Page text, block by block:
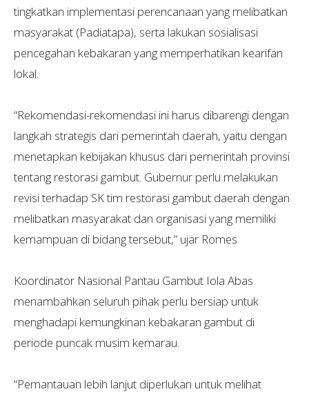
tingkatkan implementasi perencanaan yang melibatkan
masyarakat (Padiatapa), serta lakukan sosialisasi
pencegahan kebakaran yang memperhatikan kearifan
lokal.
“Rekomendasi-rekomendasi ini harus dibarengi dengan
langkah strategis dari pemerintah daerah, yaitu dengan
menetapkan kebijakan khusus dari pemerintah provinsi
tentang restorasi gambut. Gubernur perlu melakukan
revisi terhadap SK tim restorasi gambut daerah dengan
melibatkan masyarakat dan organisasi yang memiliki
kemampuan di bidang tersebut,” ujar Romes
Koordinator Nasional Pantau Gambut Iola Abas
menambahkan seluruh pihak perlu bersiap untuk
menghadapi kemungkinan kebakaran gambut di
periode puncak musim kemarau.
“Pemantauan lebih lanjut diperlukan untuk melihat